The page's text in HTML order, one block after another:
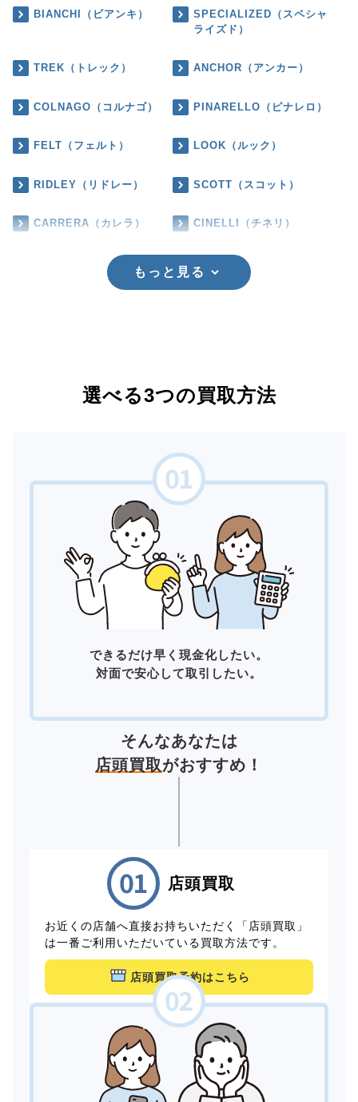
BIANCHI（ビアンキ）
SPECIALIZED（スペシャ
ライズド）
TREK（トレック） ANCHOR（アンカー）
COLNAGO（コルナゴ） PINARELLO（ピナレロ）
FELT（フェルト） LOOK（ルック）
RIDLEY（リドレー） SCOTT（スコット）
CARRERA（カレラ） CINELLI（チネリ）
もっと見る
選べる3つの買取方法
できるだけ早く現金化したい。
対面で安心して取引したい。
そんなあなたは
店頭買取がおすすめ！
店頭買取
お近くの店舗へ直接お持ちいただく「店頭買取」
は一番ご利用いただいている買取方法です。
店頭買取予約はこちら